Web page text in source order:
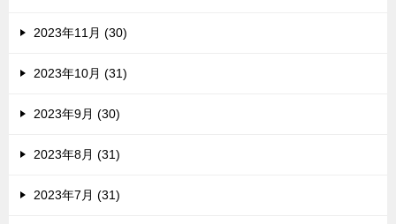
2023年11月 (30)
2023年10月 (31)
2023年9月 (30)
2023年8月 (31)
2023年7月 (31)